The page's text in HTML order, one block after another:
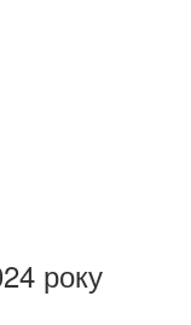
року